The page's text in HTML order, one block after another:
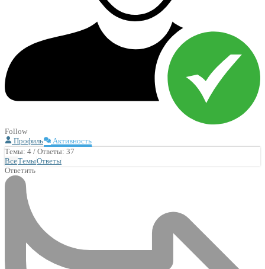
Follow
Профиль
Активность
Темы: 4 / Ответы: 37
ВсеТемыОтветы
Ответить